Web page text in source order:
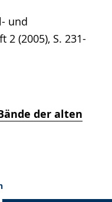
und
2 (2005), S. 231-
der alten